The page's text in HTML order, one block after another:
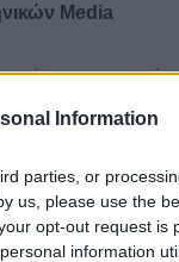
Information
parties, or
us, please use the
opt-out request is
information
Media
οργής…